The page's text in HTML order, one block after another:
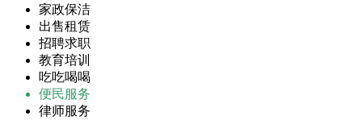
家政保洁
出售租赁
招聘求职
教育培训
吃吃喝喝
便民服务
律师服务